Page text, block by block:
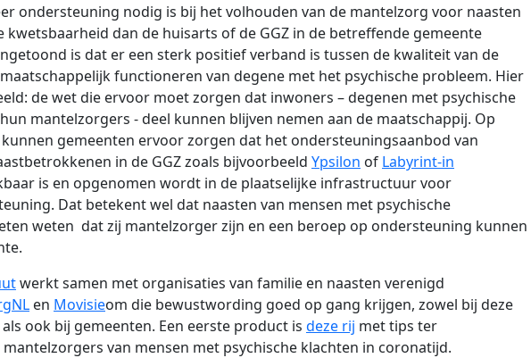
ondersteuning nodig is bij het volhouden van de mantelzorg voor naasten
kwetsbaarheid dan de huisarts of de GGZ in de betreffende gemeente
is dat er een sterk positief verband is tussen de kwaliteit van de
functioneren van degene met het psychische probleem. Hier
de wet die ervoor moet zorgen dat inwoners – degenen met psychische
mantelzorgers - deel kunnen blijven nemen aan de maatschappij. Op
kunnen gemeenten ervoor zorgen dat het ondersteuningsaanbod van
in de GGZ zoals bijvoorbeeld Ypsilon of Labyrint-in
is en opgenomen wordt in de plaatselijke infrastructuur voor
Dat betekent wel dat naasten van mensen met psychische
weten dat zij mantelzorger zijn en een beroep op ondersteuning kunnen
.
werkt samen met organisaties van familie en naasten verenigd
en Movisieom die bewustwording goed op gang krijgen, zowel bij deze
ook bij gemeenten. Een eerste product is deze rij met tips ter
van mensen met psychische klachten in coronatijd.